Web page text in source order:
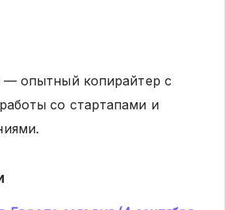
— опытный копирайтер с
со стартапами и